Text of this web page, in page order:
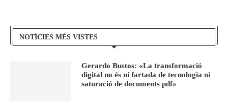
NOTÍCIES MÉS VISTES
Gerardo Bustos: «La transformació
digital no és ni fartada de tecnologia ni
saturació de documents pdf»